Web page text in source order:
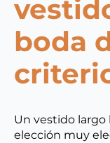
boda
Un vestido largo
elección muy